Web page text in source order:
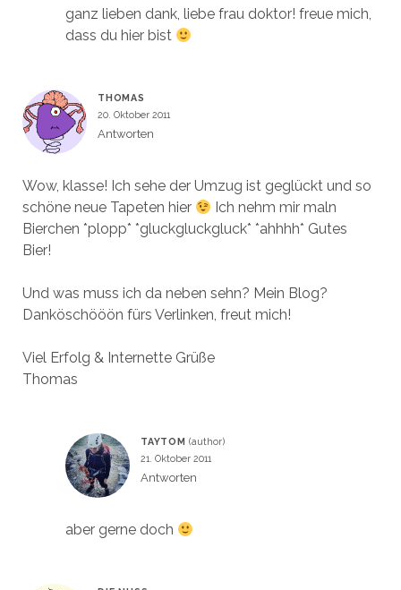
ganz lieben dank, liebe frau doktor! freue mich,
dass du hier bist
THOMAS
20. Oktober 2011
Antworten
Wow, klasse! Ich sehe der Umzug ist geglückt und so
schöne neue Tapeten hier
Ich nehm mir maln
Bierchen *plopp* *gluckgluckgluck* *ahhhh* Gutes
Bier!
Und was muss ich da neben sehn? Mein Blog?
Danköschööön fürs Verlinken, freut mich!
Viel Erfolg & Internette Grüße
Thomas
TAYTOM
21. Oktober 2011
Antworten
aber gerne doch